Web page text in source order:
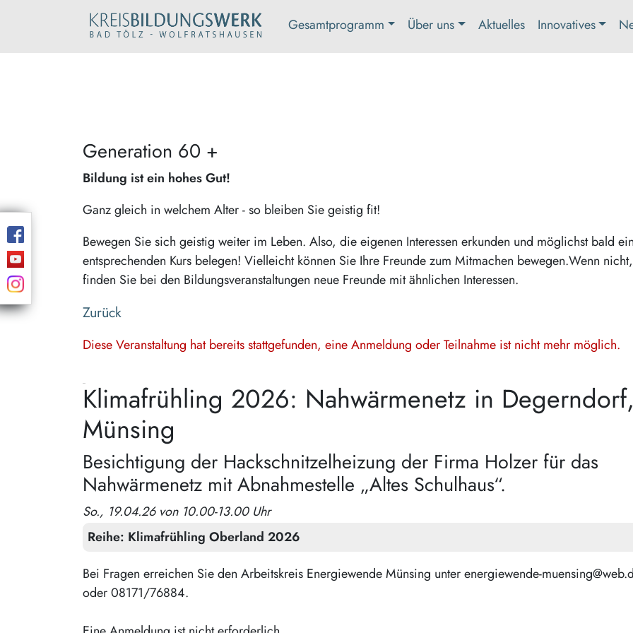
Gesamtprogramm Über uns Aktuelles Innovatives
Generation 60 +
Bildung ist ein hohes Gut!
Ganz gleich in welchem Alter - so bleiben Sie geistig fit!
Bewegen Sie sich geistig weiter im Leben. Also, die eigenen Interessen erkunden und möglichst bald
entsprechenden Kurs belegen! Vielleicht können Sie Ihre Freunde zum Mitmachen bewegen.Wenn
finden Sie bei den Bildungsveranstaltungen neue Freunde mit ähnlichen Interessen.
Zurück
Diese Veranstaltung hat bereits stattgefunden, eine Anmeldung oder Teilnahme ist nicht mehr möglich.
Klimafrühling 2026: Nahwärmenetz in
Münsing
Besichtigung der Hackschnitzelheizung der Firma Holzer für das
Nahwärmenetz mit Abnahmestelle „Altes Schulhaus“.
So., 19.04.26 von 10.00-13.00 Uhr
Reihe: Klimafrühling Oberland 2026
Bei Fragen erreichen Sie den Arbeitskreis Energiewende Münsing unter energiewende-
oder 08171/76884.